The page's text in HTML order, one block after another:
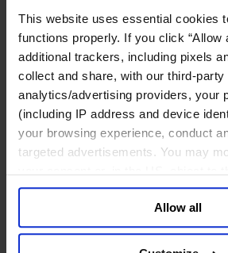
This website uses essential cookies
functions properly. If you click “Allow
additional trackers, including pixels
collect and share, with our third-party
analytics/advertising providers, your
(including IP address and device
your browsing experience, conduct
targeted advertisements. You may
your data for targeted advertising, by
Sell or Share My Personal
the website. You must opt-out of
browser. For additional information
Allow all
金融サービス
アセットマネジメント
インフラ事業
ウェルスマネジメント
デジタル資産、暗号資産、Web3
プライベート・エクイティ
リスクマネジメント
保険
投資銀行及びマーケット
金融テクノロジー（フィンテック
サービス